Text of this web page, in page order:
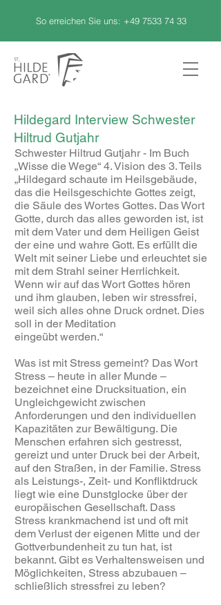
So erreichen Sie uns: +49 7533 74 33
Hildegard Interview Schwester
Hiltrud Gutjahr
Schwester Hiltrud Gutjahr - Im Buch
„Wisse die Wege“ 4. Vision des 3. Teils
„Hildegard schaute im Heilsgebäude,
das die Heilsgeschichte Gottes zeigt,
die Säule des Wortes Gottes. Das Wort
Gotte, durch das alles geworden ist, ist
mit dem Vater und dem Heiligen Geist
der eine und wahre Gott. Es erfüllt die
Welt mit seiner Liebe und erleuchtet sie
mit dem Strahl seiner Herrlichkeit.
Wenn wir auf das Wort Gottes hören
und ihm glauben, leben wir stressfrei,
weil sich alles ohne Druck ordnet. Dies
soll in der Meditation
eingeübt werden.“
Was ist mit Stress gemeint? Das Wort
Stress – heute in aller Munde –
bezeichnet eine Drucksituation, ein
Ungleichgewicht zwischen
Anforderungen und den individuellen
Kapazitäten zur Bewältigung. Die
Menschen erfahren sich gestresst,
gereizt und unter Druck bei der Arbeit,
auf den Straßen, in der Familie. Stress
als Leistungs-, Zeit- und Konfliktdruck
liegt wie eine Dunstglocke über der
europäischen Gesellschaft. Dass
Stress krankmachend ist und oft mit
dem Verlust der eigenen Mitte und der
Gottverbundenheit zu tun hat, ist
bekannt. Gibt es Verhaltensweisen und
Möglichkeiten, Stress abzubauen –
schließlich stressfrei zu leben?